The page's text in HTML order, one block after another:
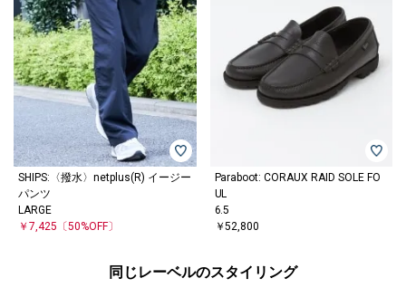
SHIPS:〈撥水〉netplus(R) イージー
パンツ
LARGE
￥7,425 〔50%OFF〕
Paraboot: CORAUX RAID SOLE FO
UL
6.5
￥52,800
同じレーベルのスタイリング